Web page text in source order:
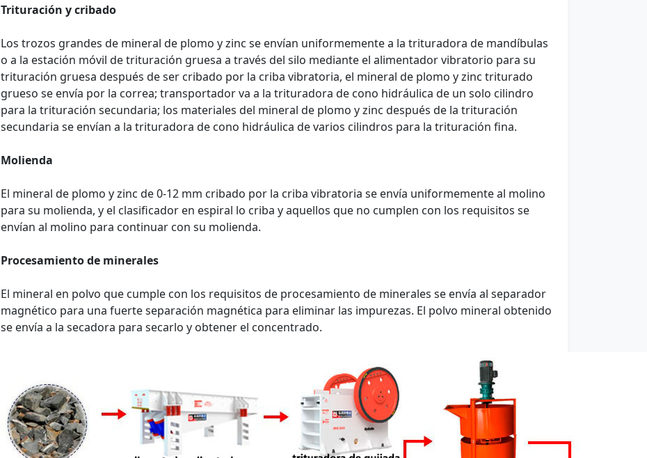
Trituración y cribado
Los trozos grandes de mineral de plomo y zinc se envían uniformemente a la trituradora de mandíbulas
o a la estación móvil de trituración gruesa a través del silo mediante el alimentador vibratorio para su
trituración gruesa después de ser cribado por la criba vibratoria, el mineral de plomo y zinc triturado
grueso se envía por la correa; transportador va a la trituradora de cono hidráulica de un solo cilindro
para la trituración secundaria; los materiales del mineral de plomo y zinc después de la trituración
secundaria se envían a la trituradora de cono hidráulica de varios cilindros para la trituración fina.
Molienda
El mineral de plomo y zinc de 0-12 mm cribado por la criba vibratoria se envía uniformemente al molino
para su molienda, y el clasificador en espiral lo criba y aquellos que no cumplen con los requisitos se
envían al molino para continuar con su molienda.
Procesamiento de minerales
El mineral en polvo que cumple con los requisitos de procesamiento de minerales se envía al separador
magnético para una fuerte separación magnética para eliminar las impurezas. El polvo mineral obtenido
se envía a la secadora para secarlo y obtener el concentrado.